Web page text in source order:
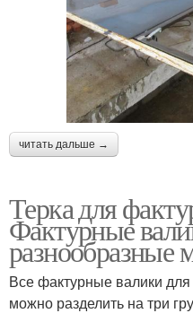
читать дальше →
Терка для
Фактурные
разнообразные
Все фактурные валики
можно разделить на три